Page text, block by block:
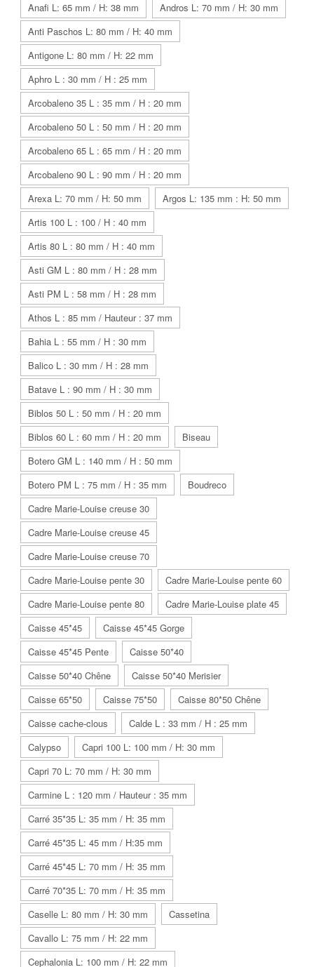
Anafi L: 65 mm / H: 38 mm
Andros L: 70 mm / H: 30 mm
Anti Paschos L: 80 mm / H: 40 mm
Antigone L: 80 mm / H: 22 mm
Aphro L : 30 mm / H : 25 mm
Arcobaleno 35 L : 35 mm / H : 20 mm
Arcobaleno 50 L : 50 mm / H : 20 mm
Arcobaleno 65 L : 65 mm / H : 20 mm
Arcobaleno 90 L : 90 mm / H : 20 mm
Arexa L: 70 mm / H: 50 mm
Argos L: 135 mm : H: 50 mm
Artis 100 L : 100 / H : 40 mm
Artis 80 L : 80 mm / H : 40 mm
Asti GM L : 80 mm / H : 28 mm
Asti PM L : 58 mm / H : 28 mm
Athos L : 85 mm / Hauteur : 37 mm
Bahia L : 55 mm / H : 30 mm
Balico L : 30 mm / H : 28 mm
Batave L : 90 mm / H : 30 mm
Biblos 50 L : 50 mm / H : 20 mm
Biblos 60 L : 60 mm / H : 20 mm
Biseau
Botero GM L : 140 mm / H : 50 mm
Botero PM L : 75 mm / H : 35 mm
Boudreco
Cadre Marie-Louise creuse 30
Cadre Marie-Louise creuse 45
Cadre Marie-Louise creuse 70
Cadre Marie-Louise pente 30
Cadre Marie-Louise pente 60
Cadre Marie-Louise pente 80
Cadre Marie-Louise plate 45
Caisse 45*45
Caisse 45*45 Gorge
Caisse 45*45 Pente
Caisse 50*40
Caisse 50*40 Chêne
Caisse 50*40 Merisier
Caisse 65*50
Caisse 75*50
Caisse 80*50 Chêne
Caisse cache-clous
Calde L : 33 mm / H : 25 mm
Calypso
Capri 100 L: 100 mm / H: 30 mm
Capri 70 L: 70 mm / H: 30 mm
Carmine L : 120 mm / Hauteur : 35 mm
Carré 35*35 L: 35 mm / H: 35 mm
Carré 45*35 L: 45 mm / H:35 mm
Carré 45*45 L: 70 mm / H: 35 mm
Carré 70*35 L: 70 mm / H: 35 mm
Caselle L: 80 mm / H: 30 mm
Cassetina
Cavallo L: 75 mm / H: 22 mm
Cephalonia L: 100 mm / H: 22 mm